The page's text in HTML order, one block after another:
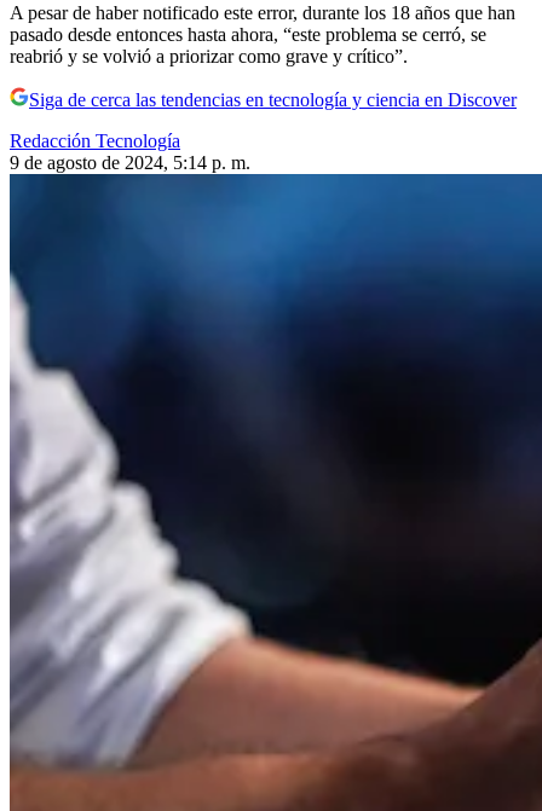
A pesar de haber notificado este error, durante los 18 años que han
pasado desde entonces hasta ahora, “este problema se cerró, se
reabrió y se volvió a priorizar como grave y crítico”.
Siga de cerca las tendencias en tecnología y ciencia en Discover
Redacción Tecnología
9 de agosto de 2024, 5:14 p. m.